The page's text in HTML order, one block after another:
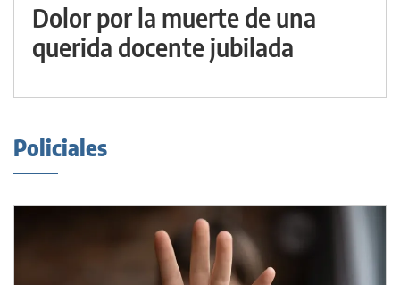
Dolor por la muerte de una
querida docente jubilada
Policiales